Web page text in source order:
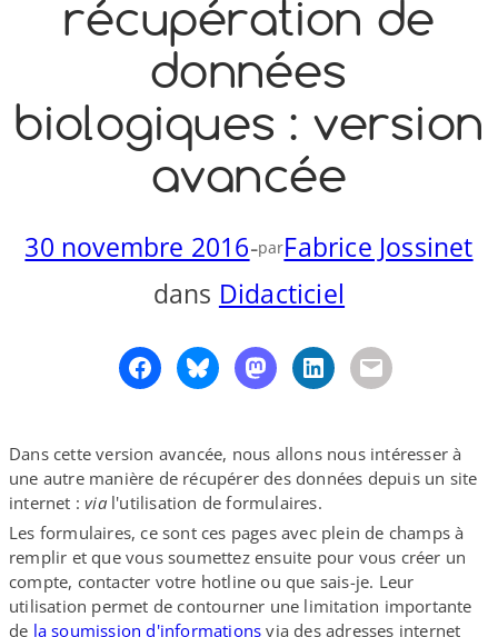
o
n
S
récupération de
données
biologiques : version
avancée
30 novembre 2016-parFabrice Jossinet
dans Didacticiel
Dans cette version avancée, nous allons nous intéresser à
une autre manière de récupérer des données depuis un site
internet :vial'utilisation de formulaires.
Les formulaires, ce sont ces pages avec plein de champs à
remplir et que vous soumettez ensuite pour vous créer un
compte, contacter votre hotline ou que sais-​je. Leur
utilisation permet de contourner une limitation importante
de la soumission d'informations via des adresses internet